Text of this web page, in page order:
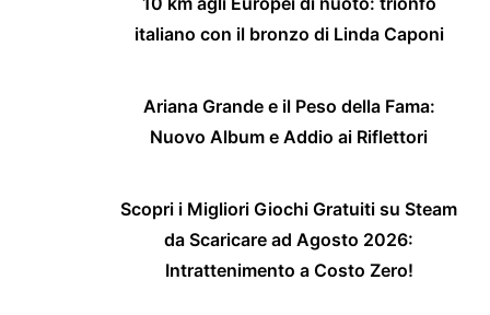
italiano con il bronzo di Linda Caponi
Ariana Grande e il Peso della Fama:
Nuovo Album e Addio ai Riflettori
Scopri i Migliori Giochi Gratuiti su Steam
da Scaricare ad Agosto 2026:
Intrattenimento a Costo Zero!